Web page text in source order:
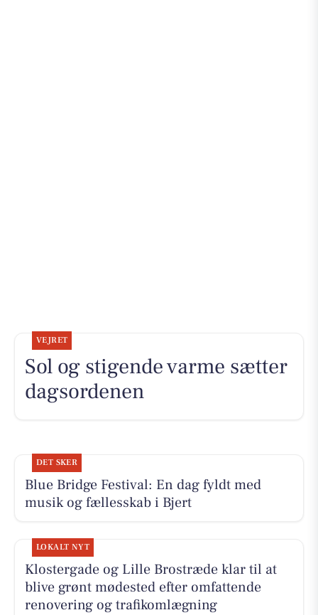
VEJRET
Sol og stigende varme sætter
dagsordenen
DET SKER
Blue Bridge Festival: En dag fyldt med
musik og fællesskab i Bjert
LOKALT NYT
Klostergade og Lille Brostræde klar til at
blive grønt mødested efter omfattende
renovering og trafikomlægning